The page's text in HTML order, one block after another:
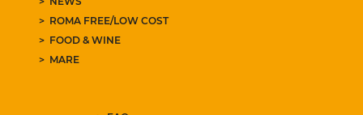
ROMA FREE/LOW COST
FOOD & WINE
MARE